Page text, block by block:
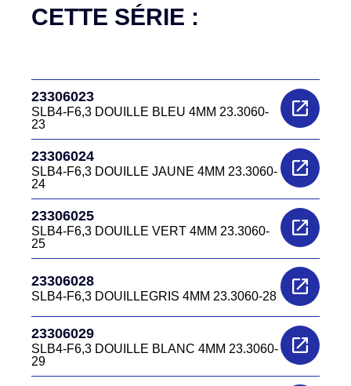
CETTE SÉRIE :
23306023
SLB4-F6,3 DOUILLE BLEU 4MM 23.3060-
23
23306024
SLB4-F6,3 DOUILLE JAUNE 4MM 23.3060-
24
23306025
SLB4-F6,3 DOUILLE VERT 4MM 23.3060-
25
23306028
SLB4-F6,3 DOUILLEGRIS 4MM 23.3060-28
23306029
SLB4-F6,3 DOUILLE BLANC 4MM 23.3060-
29